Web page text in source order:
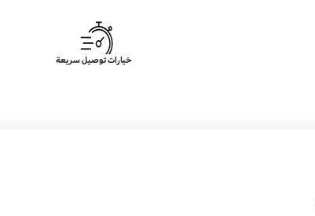
خيارات توصيل سريعة